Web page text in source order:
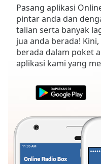
Skip
Forward
Mute
Current
Time0:00
Duration-:-
Seek to
live,
behind
LIVE
Pasang aplikasi
pintar anda dan
talian serta banyak
jua anda berada!
berada dalam poket
aplikasi kami yang